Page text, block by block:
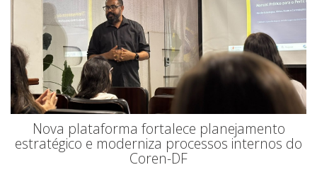
Nova plataforma fortalece planejamento
estratégico e moderniza processos internos do
Coren-DF